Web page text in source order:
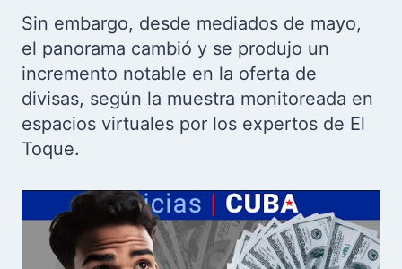
Sin embargo, desde mediados de mayo,
el panorama cambió y se produjo un
incremento notable en la oferta de
divisas, según la muestra monitoreada en
espacios virtuales por los expertos de El
Toque.